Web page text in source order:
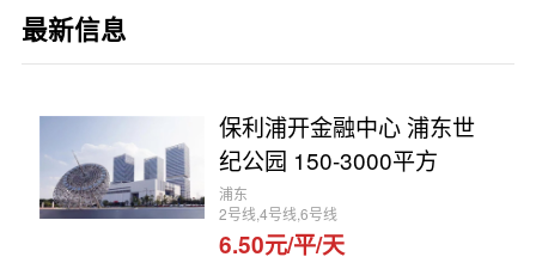
最新信息
保利浦开金融中心 浦东世
纪公园 150-3000平方
浦东
2号线,4号线,6号线
6.50元/平/天